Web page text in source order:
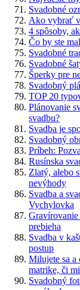
Svadobné
Ako vybrať
4 spôsoby,
Čo by ste
Svadobné
Svadobné
Šperky pre
Svadobný
TOP 20
Plánovanie
svadbu?
Svadba je
Svadobný
Príbeh:
Rusínska
Zlatý, alebo
nevýhody
Svadba a
Vychylovka
prebieha
Svadba v
postup
Milujete sa a
matrike, či
Svadobný